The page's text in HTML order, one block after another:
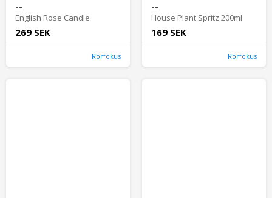
--
English Rose Candle
269 SEK
Rörfokus
--
House Plant Spritz 200ml
169 SEK
Rörfokus